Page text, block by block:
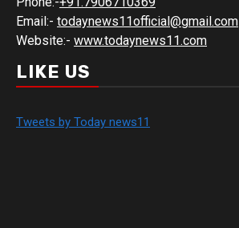
Email:- todaynews11official@gmail.com
Website:- www.todaynews11.com
LIKE US
Tweets by Today news11